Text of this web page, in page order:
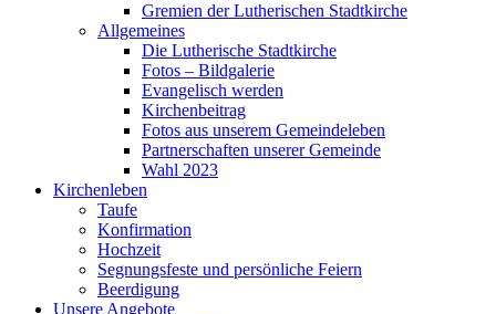
Gremien der Lutherischen Stadtkirche
Allgemeines
Die Lutherische Stadtkirche
Fotos – Bildgalerie
Evangelisch werden
Kirchenbeitrag
Fotos aus unserem Gemeindeleben
Partnerschaften unserer Gemeinde
Wahl 2023
Kirchenleben
Taufe
Konfirmation
Hochzeit
Segnungsfeste und persönliche Feiern
Beerdigung
Unsere Angebote